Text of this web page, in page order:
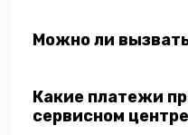
Можно ли
Какие платежи
сервисном